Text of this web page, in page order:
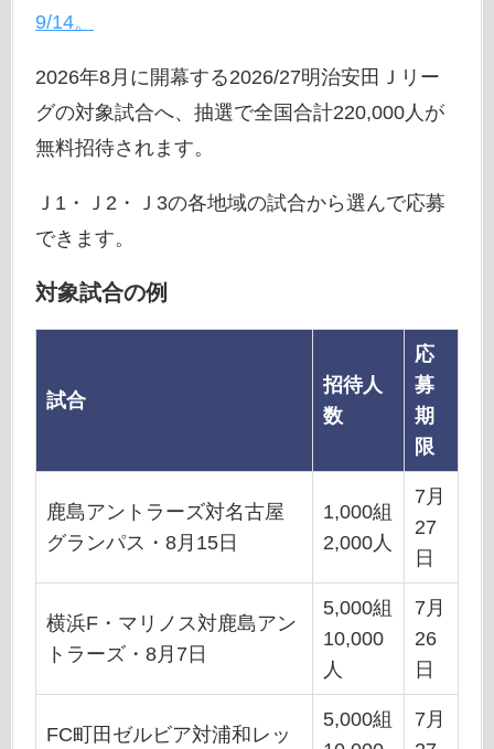
9/14。
2026年8月に開幕する2026/27明治安田Ｊリー
グの対象試合へ、抽選で全国合計220,000人が
無料招待されます。
Ｊ1・Ｊ2・Ｊ3の各地域の試合から選んで応募
できます。
対象試合の例
試合
招待人
数
応
募
期
限
鹿島アントラーズ対名古屋
グランパス・8月15日
1,000組
2,000人
7月
27
日
横浜F・マリノス対鹿島アン
トラーズ・8月7日
5,000組
10,000
人
7月
26
日
FC町田ゼルビア対浦和レッ
5,000組
7月